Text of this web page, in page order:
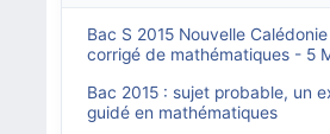
Bac S 2015 Nouvelle
corrigé de mathématiques - 5
Bac 2015 : sujet probable, un
guidé en mathématiques